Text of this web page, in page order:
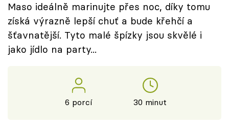
Sledujte prima+
Přihlášení
Maso ideálně marinujte přes noc, díky tomu
získá výrazně lepší chuť a bude křehčí a
šťavnatější. Tyto malé špízky jsou skvělé i
jako jídlo na party...
6 porcí 30 minut